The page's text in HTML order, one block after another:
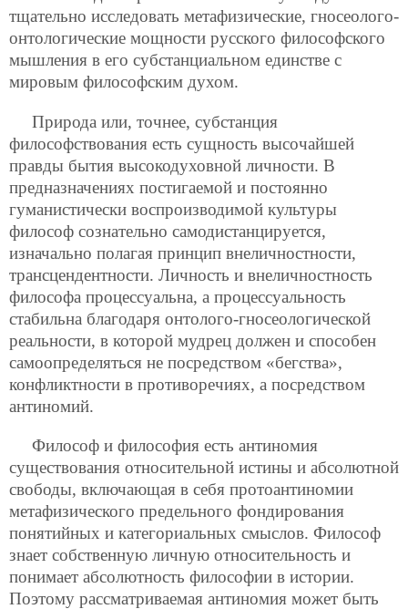
тщательно исследовать метафизические, гносеолого-
онтологические мощности русского философского
мышления в его субстанциальном единстве с
мировым философским духом.
Природа или, точнее, субстанция
философствования есть сущность высочайшей
правды бытия высокодуховной личности. В
предназначениях постигаемой и постоянно
гуманистически воспроизводимой культуры
философ сознательно самодистанцируется,
изначально полагая принцип внеличностности,
трансцендентности. Личность и внеличностность
философа процессуальна, а процессуальность
стабильна благодаря онтолого-гносеологической
реальности, в которой мудрец должен и способен
самоопределяться не посредством «бегства»,
конфликтности в противоречиях, а посредством
антиномий.
Философ и философия есть антиномия
существования относительной истины и абсолютной
свободы, включающая в себя протоантиномии
метафизического предельного фондирования
понятийных и категориальных смыслов. Философ
знает собственную личную относительность и
понимает абсолютность философии в истории.
Поэтому рассматриваемая антиномия может быть